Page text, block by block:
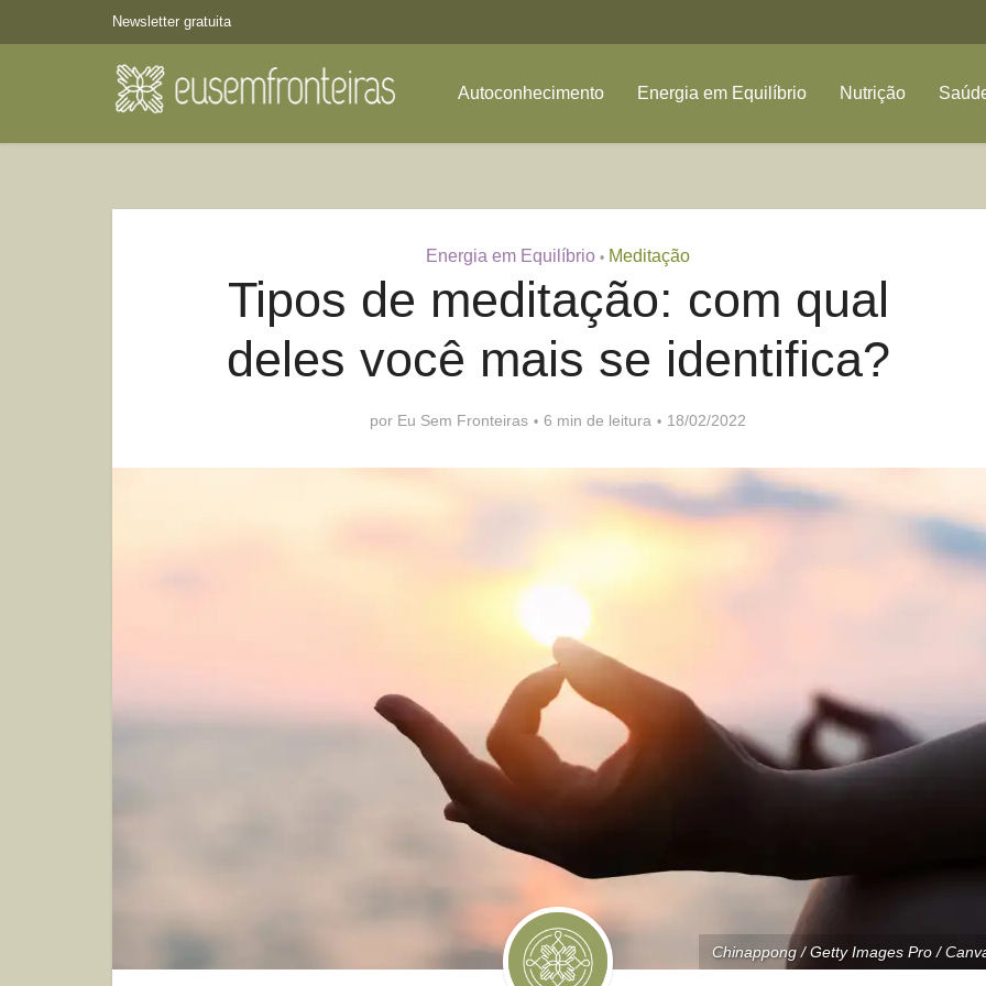
Newsletter gratuita
Autoconhecimento Energia em Equilíbrio Nutrição
Energia em Equilíbrio • Meditação
Tipos de meditação: com qual
deles você mais se identifica?
por Eu Sem Fronteiras 6 min de leitura 18/02/2022
Chinappong / Getty Images Pro /